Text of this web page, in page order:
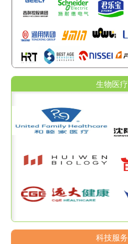
生物医疗
科技服务